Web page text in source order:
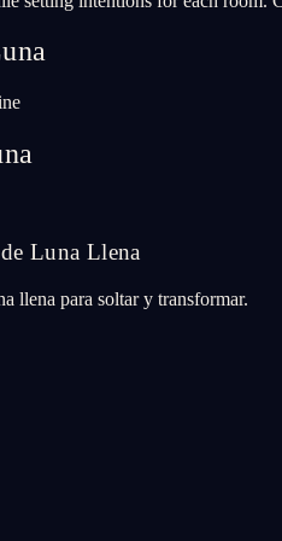
Luna Llena
llena para soltar y transformar.